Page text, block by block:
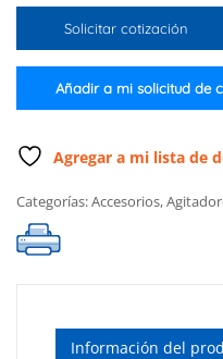
con
cubierta
inoxidable
tacómetro
L.)
con
alimentación
cantidad
Solicitar cotización
Añadir a mi solicitud de
Agregar a mi lista de
Categorías:Accesorios,
Información del